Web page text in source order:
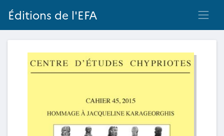
Éditions de l'EFA